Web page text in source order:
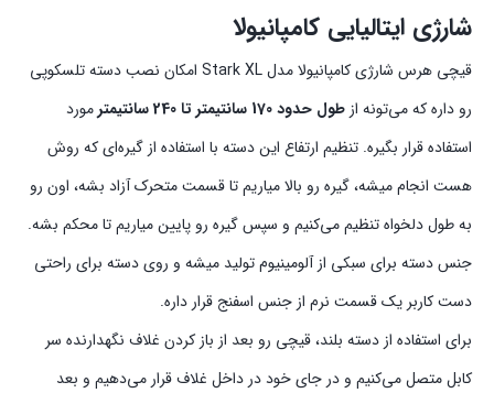
شارژی ایتالیایی کامپانیولا
قیچی هرس شارژی کامپانیولا مدل Stark XL امکان نصب دسته تلسکوپی
رو داره که می‌تونه از طول حدود 170 سانتیمتر تا 240 سانتیمتر
مورد
استفاده قرار بگیره. تنظیم ارتفاع این دسته با استفاده از گیره‌ای که روش
هست انجام میشه، گیره رو بالا میاریم تا قسمت متحرک آزاد بشه، اون رو
به طول دلخواه تنظیم می‌کنیم و سپس گیره رو پایین میاریم تا محکم بشه.
جنس دسته برای سبکی از آلومینیوم تولید میشه و روی دسته برای راحتی
دست کاربر یک قسمت نرم از جنس اسفنج قرار داره.
برای استفاده از دسته بلند، قیچی رو بعد از باز کردن غلاف نگهدارنده سر
کابل متصل می‌کنیم و در جای خود در داخل غلاف قرار می‌دهیم و بعد